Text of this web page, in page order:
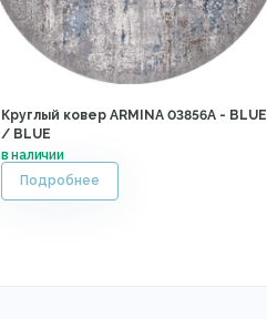
Круглый ковер ARMINA 03856A - BLUE
/ BLUE